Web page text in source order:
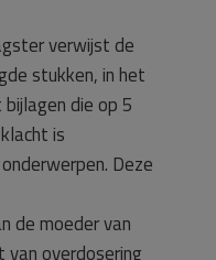
verwijst de
stukken, in het
die op 5
is
Deze
de moeder van
overdosering